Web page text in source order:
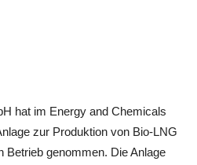
hat im Energy and Chemicals
zur Produktion von Bio-LNG
Betrieb genommen. Die Anlage